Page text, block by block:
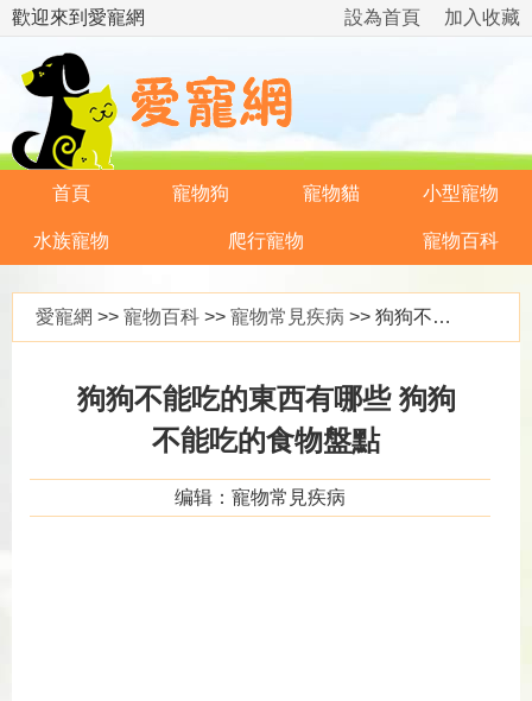
歡迎來到愛寵網 加入收藏
設為首頁
首頁 寵物狗 寵物貓 小型寵物
水族寵物 爬行寵物 寵物百科
愛寵網 >> 寵物百科 >> 寵物常見疾病 >> 狗狗不能吃的東西有哪些 狗狗不能吃的食物盤點
狗狗不能吃的東西有哪些 狗狗
不能吃的食物盤點
编辑：寵物常見疾病